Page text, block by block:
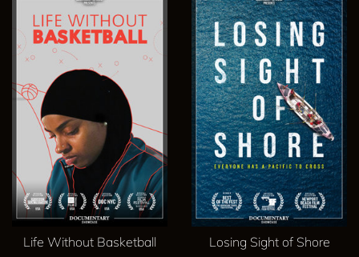
Life Without Basketball Losing Sight of Shore